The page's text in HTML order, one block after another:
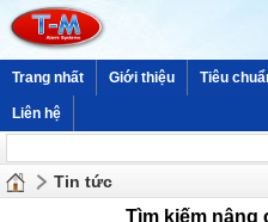
Trang nhất Giới thiệu Tiêu
Liên hệ
Tin tức
Tìm kiếm nâng